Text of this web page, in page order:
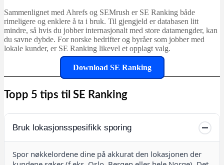
Sammenlignet med Ahrefs og SEMrush er SE Ranking både
rimeligere og enklere å ta i bruk. Til gjengjeld er databasen litt
mindre, så hvis du jobber internasjonalt med store datamengder, kan
du savne dybde. For norske bedrifter og byråer som jobber med
lokale kunder, er SE Ranking likevel et opplagt valg.
Download SE Ranking
Topp 5 tips til SE Ranking
Bruk lokasjonsspesifikk sporing
Spor nøkkelordene dine på akkurat den lokasjonen der